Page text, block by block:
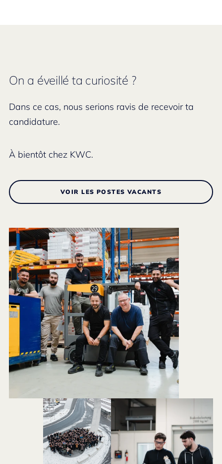
On a éveillé ta curiosité ?
Dans ce cas, nous serions ravis de recevoir ta
candidature.
À bientôt chez KWC.
VOIR LES POSTES VACANTS